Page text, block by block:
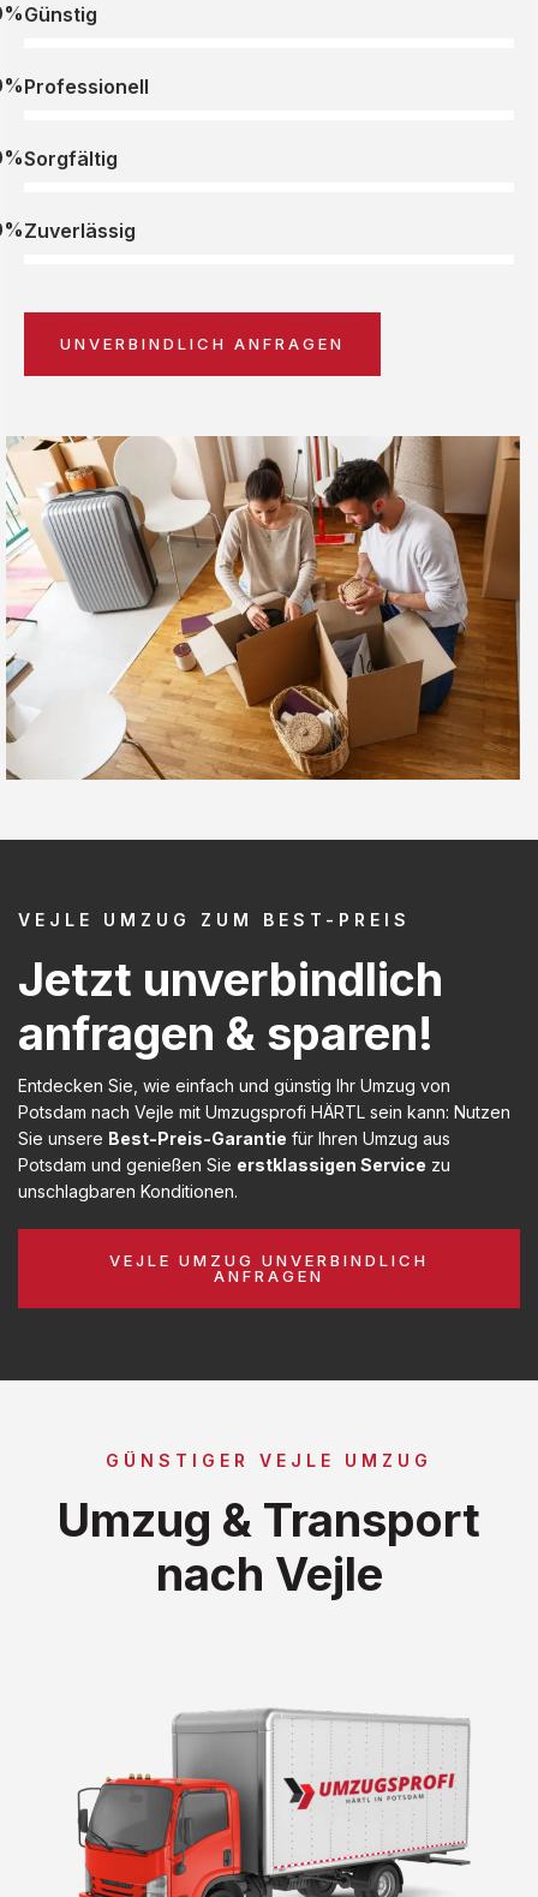
Günstig
Professionell
Sorgfältig
Zuverlässig
UNVERBINDLICH ANFRAGEN
VEJLE UMZUG ZUM BEST-PREIS
Jetzt unverbindlich
anfragen & sparen!
Entdecken Sie, wie einfach und günstig Ihr Umzug von
Potsdam nach Vejle mit Umzugsprofi HÄRTL sein kann: Nutzen
Sie unsere Best-Preis-Garantie für Ihren Umzug aus
Potsdam und genießen Sie erstklassigen Service zu
unschlagbaren Konditionen.
VEJLE UMZUG UNVERBINDLICH
ANFRAGEN
GÜNSTIGER VEJLE UMZUG
Umzug & Transport
nach Vejle